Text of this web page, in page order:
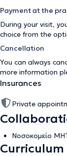
Payment at the
During your visit,
choice from the
Cancellation
You can always
more information
Insurances
Private
Νοσοκομείο